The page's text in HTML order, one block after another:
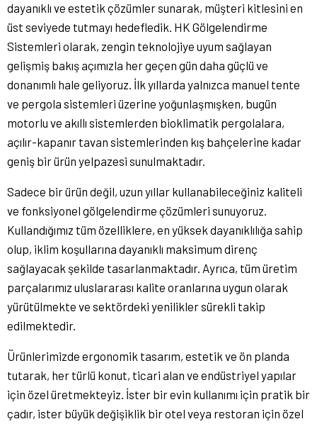
dayanıklı ve estetik çözümler sunarak, müşteri kitlesini en
üst seviyede tutmayı hedefledik. HK Gölgelendirme
Sistemleri olarak, zengin teknolojiye uyum sağlayan
gelişmiş bakış açımızla her geçen gün daha güçlü ve
donanımlı hale geliyoruz. İlk yıllarda yalnızca manuel tente
ve pergola sistemleri üzerine yoğunlaşmışken, bugün
motorlu ve akıllı sistemlerden bioklimatik pergolalara,
açılır-kapanır tavan sistemlerinden kış bahçelerine kadar
geniş bir ürün yelpazesi sunulmaktadır.
Sadece bir ürün değil, uzun yıllar kullanabileceğiniz kaliteli
ve fonksiyonel gölgelendirme çözümleri sunuyoruz.
Kullandığımız tüm özelliklere, en yüksek dayanıklılığa sahip
olup, iklim koşullarına dayanıklı maksimum direnç
sağlayacak şekilde tasarlanmaktadır. Ayrıca, tüm üretim
parçalarımız uluslararası kalite oranlarına uygun olarak
yürütülmekte ve sektördeki yenilikler sürekli takip
edilmektedir.
Ürünlerimizde ergonomik tasarım, estetik ve ön planda
tutarak, her türlü konut, ticari alan ve endüstriyel yapılar
için özel üretmekteyiz. İster bir evin kullanımı için pratik bir
çadır, ister büyük değişiklik bir otel veya restoran için özel